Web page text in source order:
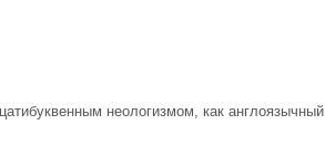
неологизмом, как англоязычный